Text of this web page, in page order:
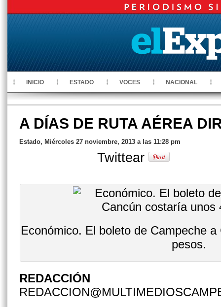
INICIO ESTADO VOCES NACIONAL
A DÍAS DE RUTA AÉREA
Estado, Miércoles 27 noviembre, 2013 a las 11:28 pm
Twittear
Económico. El boleto de Campeche
pesos.
REDACCIÓN